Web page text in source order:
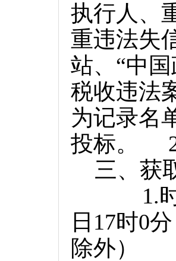
执行人、
重违法失
站、“中
税收违法
为记录名
投标。
三、获
1.时间
日17时0
除外）